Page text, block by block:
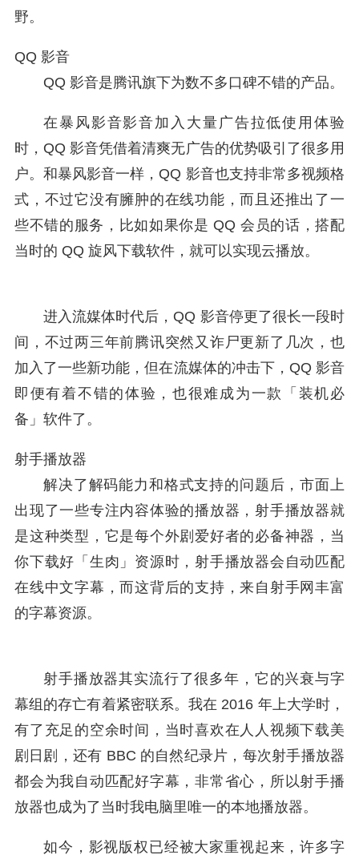
野。
QQ 影音
QQ 影音是腾讯旗下为数不多口碑不错的产品。
在暴风影音影音加入大量广告拉低使用体验
时，QQ 影音凭借着清爽无广告的优势吸引了很多用
户。和暴风影音一样，QQ 影音也支持非常多视频格
式，不过它没有臃肿的在线功能，而且还推出了一
些不错的服务，比如如果你是 QQ 会员的话，搭配
当时的 QQ 旋风下载软件，就可以实现云播放。
进入流媒体时代后，QQ 影音停更了很长一段时
间，不过两三年前腾讯突然又诈尸更新了几次，也
加入了一些新功能，但在流媒体的冲击下，QQ 影音
即便有着不错的体验，也很难成为一款「装机必
备」软件了。
射手播放器
解决了解码能力和格式支持的问题后，市面上
出现了一些专注内容体验的播放器，射手播放器就
是这种类型，它是每个外剧爱好者的必备神器，当
你下载好「生肉」资源时，射手播放器会自动匹配
在线中文字幕，而这背后的支持，来自射手网丰富
的字幕资源。
射手播放器其实流行了很多年，它的兴衰与字
幕组的存亡有着紧密联系。我在 2016 年上大学时，
有了充足的空余时间，当时喜欢在人人视频下载美
剧日剧，还有 BBC 的自然纪录片，每次射手播放器
都会为我自动匹配好字幕，非常省心，所以射手播
放器也成为了当时我电脑里唯一的本地播放器。
如今，影视版权已经被大家重视起来，许多字